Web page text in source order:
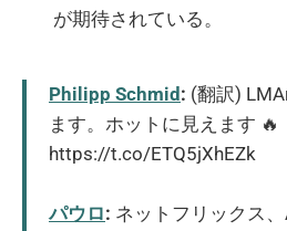
が期待されている。
Philipp Schmid : (翻訳)
ます。ホットに見えます 🔥
https://t.co/ETQ5jXhEZk
パウロ: ネットフリックス